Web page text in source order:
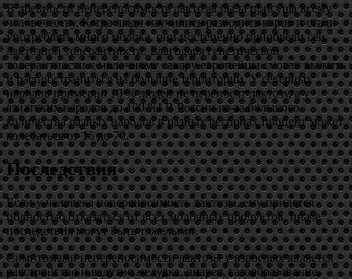
В древности непереносимость лактозы была присуща всему
человечеству. Когда люди научились разводить коров и стали
употреблять много молока, они постепенно приобрели ген
лактозной толерантности. Благодаря генетической
толерантности к молочному сахару европейцы смогли выжить
и распространиться на большие территории. У северных
народов примерно 10 % людей не переносят лактозу, а у
азиатских народов до 100 %! В России из-за большого
количества разных народов в разных регионах процент может
колебаться от 16 до 70.
Последствия
Если у человека непереносимость лактозы, ему придется
полностью отказаться от всех молочных продуктов, иначе
последствия могут быть тяжелыми.
Симптомами непереносимости лактозы у взрослых является
расстройство и вздутие желудка, диарея, газообразование,